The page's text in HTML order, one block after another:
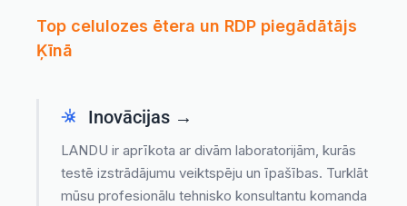
Top celulozes ētera un RDP piegādātājs
Ķīnā
Inovācijas →
LANDU ir aprīkota ar divām laboratorijām, kurās
testē izstrādājumu veiktspēju un īpašības. Turklāt
mūsu profesionālu tehnisko konsultantu komanda